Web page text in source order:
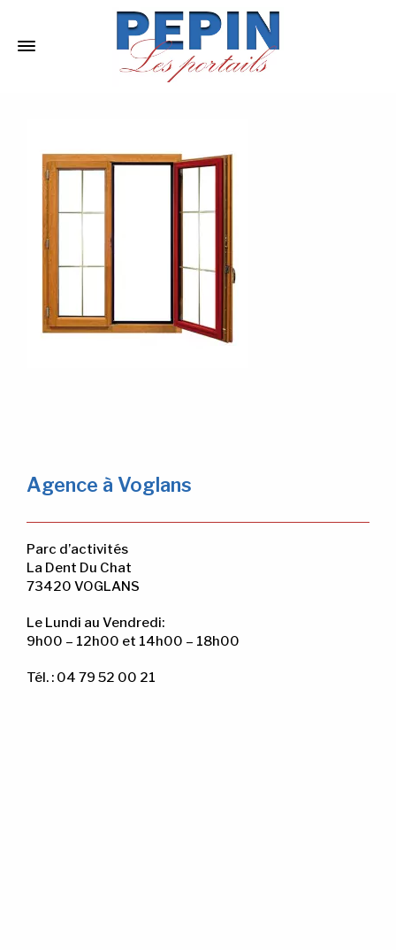
Agence à Voglans
Parc d’activités
La Dent Du Chat
73420 VOGLANS
Le Lundi au Vendredi:
9h00 – 12h00 et 14h00 – 18h00
Tél. : 04 79 52 00 21